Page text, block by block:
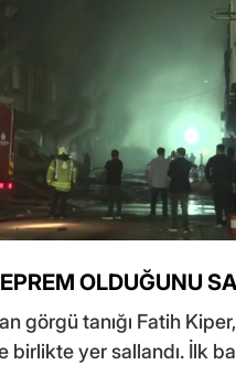
OLDUĞUNU
görgü tanığı Fatih Kiper,
birlikte yer sallandı. İlk